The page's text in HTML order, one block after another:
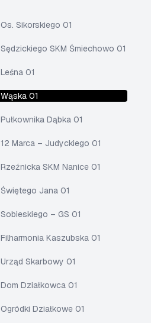
Os. Sikorskiego 01
Sędzickiego SKM Śmiechowo 01
Leśna 01
Wąska 01
Pułkownika Dąbka 01
12 Marca – Judyckiego 01
Rzeźnicka SKM Nanice 01
Świętego Jana 01
Sobieskiego – GS 01
Filharmonia Kaszubska 01
Urząd Skarbowy 01
Dom Działkowca 01
Ogródki Działkowe 01